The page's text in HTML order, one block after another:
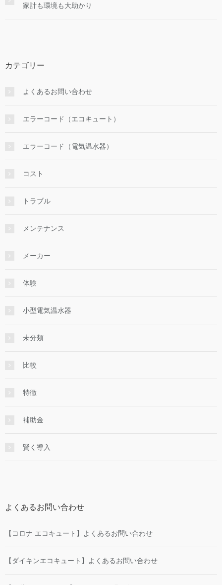
家計も環境も大助かり
カテゴリー
よくあるお問い合わせ
エラーコード（エコキュート）
エラーコード（電気温水器）
コスト
トラブル
メンテナンス
メーカー
体験
小型電気温水器
未分類
比較
特徴
補助金
賢く導入
よくあるお問い合わせ
【コロナ エコキュート】よくあるお問い合わせ
【ダイキンエコキュート】よくあるお問い合わせ